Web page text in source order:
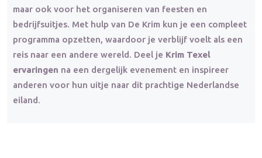
maar ook voor het organiseren van feesten en
bedrijfsuitjes. Met hulp van De Krim kun je een compleet
programma opzetten, waardoor je verblijf voelt als een
reis naar een andere wereld. Deel je Krim Texel
ervaringen na een dergelijk evenement en inspireer
anderen voor hun uitje naar dit prachtige Nederlandse
eiland.